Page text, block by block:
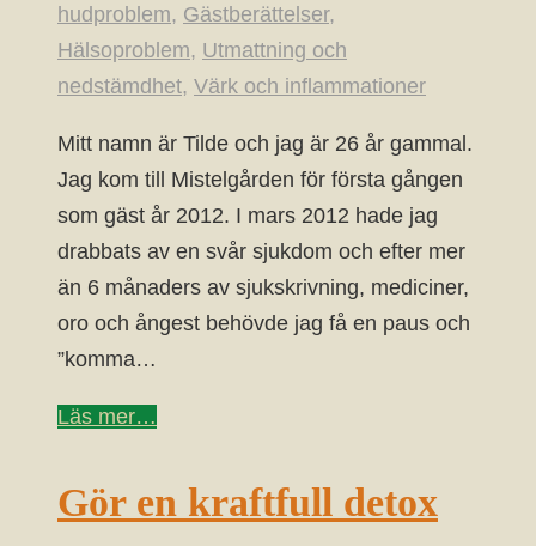
hudproblem, Gästberättelser,
Hälsoproblem, Utmattning och
nedstämdhet, Värk och inflammationer
Mitt namn är Tilde och jag är 26 år gammal.
Jag kom till Mistelgården för första gången
som gäst år 2012. I mars 2012 hade jag
drabbats av en svår sjukdom och efter mer
än 6 månaders av sjukskrivning, mediciner,
oro och ångest behövde jag få en paus och
”komma…
Läs mer…
Gör en kraftfull detox